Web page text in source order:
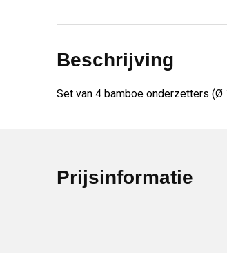
Beschrijving
Set van 4 bamboe onderzetters (Ø
Prijsinformatie